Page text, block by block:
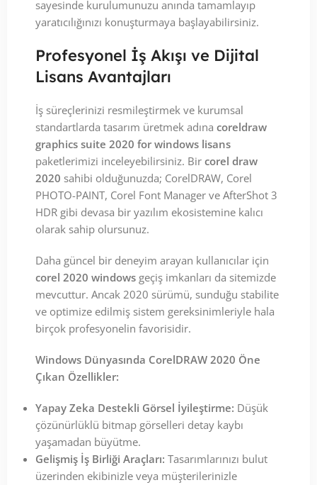
sayesinde kurulumunuzu anında tamamlayıp
yaratıcılığınızı konuşturmaya başlayabilirsiniz.
Profesyonel İş Akışı ve Dijital
Lisans Avantajları
İş süreçlerinizi resmileştirmek ve kurumsal
standartlarda tasarım üretmek adına coreldraw
graphics suite 2020 for windows lisans
paketlerimizi inceleyebilirsiniz. Bir corel draw
2020 sahibi olduğunuzda; CorelDRAW, Corel
PHOTO-PAINT, Corel Font Manager ve AfterShot 3
HDR gibi devasa bir yazılım ekosistemine kalıcı
olarak sahip olursunuz.
Daha güncel bir deneyim arayan kullanıcılar için
corel 2020 windows geçiş imkanları da sitemizde
mevcuttur. Ancak 2020 sürümü, sunduğu stabilite
ve optimize edilmiş sistem gereksinimleriyle hala
birçok profesyonelin favorisidir.
Windows Dünyasında CorelDRAW 2020 Öne
Çıkan Özellikler:
Yapay Zeka Destekli Görsel İyileştirme: Düşük
çözünürlüklü bitmap görselleri detay kaybı
yaşamadan büyütme.
Gelişmiş İş Birliği Araçları: Tasarımlarınızı bulut
üzerinden ekibinizle veya müşterilerinizle